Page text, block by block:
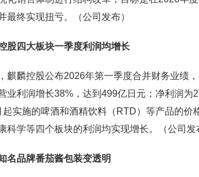
最终实现扭亏。（公司发布）
股四大板块一季度利润均增长
麒麟控股公布2026年第一季度合并财务业绩
业利润增长38%，达到499亿日元；净利润
起实施的啤酒和酒精饮料（RTD）等产品的价
科学等四个板块的利润均实现增长。（公司发
名品牌番茄酱包装变透明